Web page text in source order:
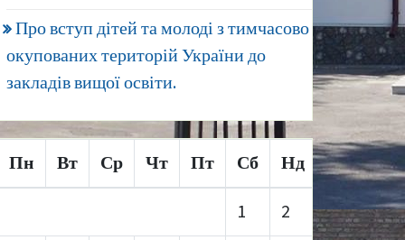
Про вступ дітей та молоді з тимчасово
окупованих територій України до
закладів вищої освіти.
Пн Вт Ср Чт Пт Сб Нд
1 2